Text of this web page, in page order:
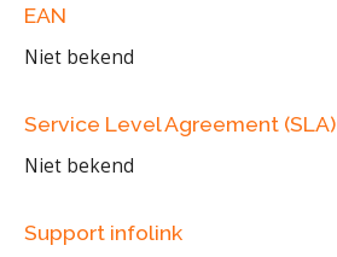
EAN
Niet bekend
Service Level Agreement (SLA)
Niet bekend
Support infolink